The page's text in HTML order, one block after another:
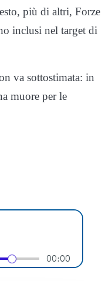
più di altri, Forze
inclusi nel target di
va sottostimata: in
muore per le